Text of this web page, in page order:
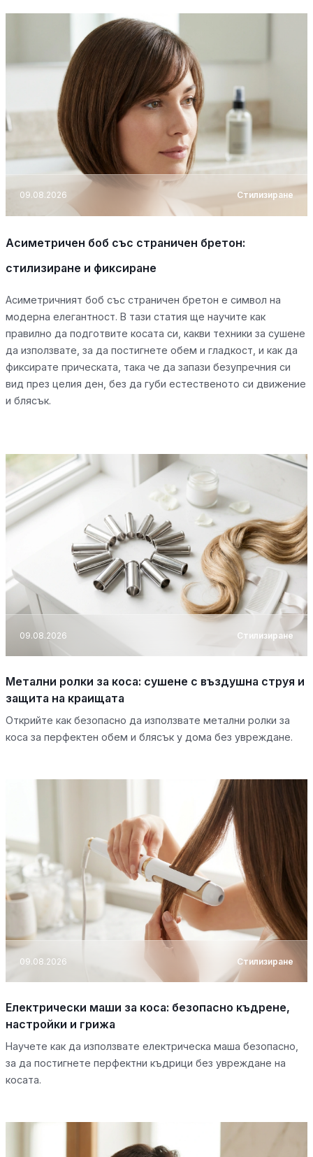
09.08.2026 Стилизиране
Асиметричен боб със страничен бретон:
стилизиране и фиксиране
Асиметричният боб със страничен бретон е символ на
модерна елегантност. В тази статия ще научите как
правилно да подготвите косата си, какви техники за сушене
да използвате, за да постигнете обем и гладкост, и как да
фиксирате прическата, така че да запази безупречния си
вид през целия ден, без да губи естественото си движение
и блясък.
09.08.2026 Стилизиране
Метални ролки за коса: сушене с въздушна струя и
защита на краищата
Открийте как безопасно да използвате метални ролки за
коса за перфектен обем и блясък у дома без увреждане.
09.08.2026 Стилизиране
Електрически маши за коса: безопасно къдрене,
настройки и грижа
Научете как да използвате електрическа маша безопасно,
за да постигнете перфектни къдрици без увреждане на
косата.